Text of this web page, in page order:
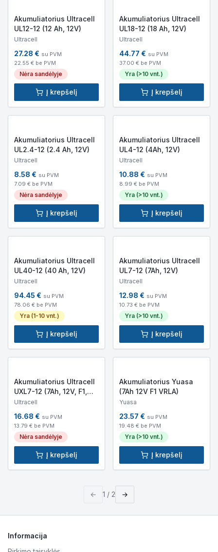
Akumuliatorius Ultracell
UL12-12 (12 Ah, 12V)
Ultracell
27.28 € su PVM
22.55 € be PVM
Nėra sandėlyje
Į krepšelį
Akumuliatorius Ultracell
UL18-12 (18 Ah, 12V)
Ultracell
44.77 € su PVM
37.00 € be PVM
Yra (>10 vnt.)
Į krepšelį
Akumuliatorius Ultracell
UL2.4-12 (2.4 Ah, 12V)
Ultracell
8.58 € su PVM
7.09 € be PVM
Nėra sandėlyje
Į krepšelį
Akumuliatorius Ultracell
UL4-12 (4Ah, 12V)
Ultracell
10.88 € su PVM
8.99 € be PVM
Yra (>10 vnt.)
Į krepšelį
Akumuliatorius Ultracell
UL40-12 (40 Ah, 12V)
Ultracell
94.45 € su PVM
78.06 € be PVM
Yra (1-10 vnt.)
Į krepšelį
Akumuliatorius Ultracell
UL7-12 (7Ah, 12V)
Ultracell
12.98 € su PVM
10.73 € be PVM
Yra (>10 vnt.)
Į krepšelį
Akumuliatorius Ultracell
UXL7-12 (7Ah, 12V, F1,
VRLA, AGM)
Ultracell
16.68 € su PVM
13.79 € be PVM
Nėra sandėlyje
Į krepšelį
Akumuliatorius Yuasa
(7Ah 12V F1 VRLA)
Yuasa
23.57 € su PVM
19.48 € be PVM
Yra (>10 vnt.)
Į krepšelį
← 1 / 2 →
Informacija